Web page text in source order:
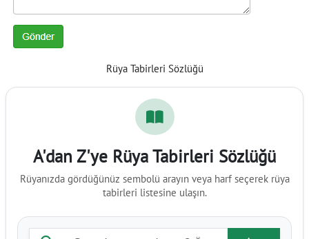
Rüya Tabirleri Sözlüğü
A'dan Z'ye Rüya Tabirleri Sözlüğü
Rüyanızda gördüğünüz sembolü arayın veya harf seçerek rüya
tabirleri listesine ulaşın.
Rüya tabiri ara